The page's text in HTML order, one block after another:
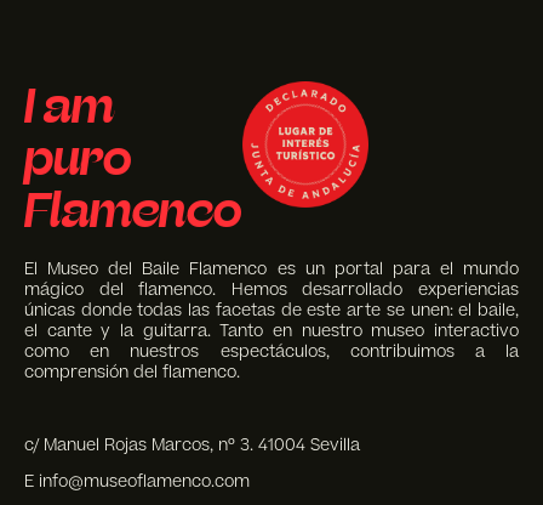
I am
puro
Flamenco
El Museo del Baile Flamenco es un portal para el mundo
mágico del flamenco. Hemos desarrollado experiencias
únicas donde todas las facetas de este arte se unen: el baile,
el cante y la guitarra. Tanto en nuestro museo interactivo
como en nuestros espectáculos, contribuimos a la
comprensión del flamenco.
c/ Manuel Rojas Marcos, nº 3. 41004 Sevilla
E info@museoflamenco.com